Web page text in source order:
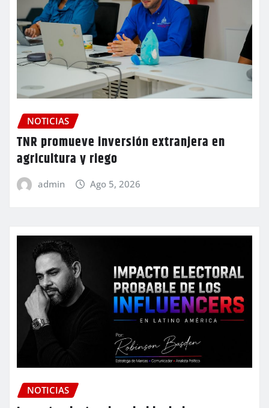
NOTICIAS
TNR promueve inversión extranjera en
agricultura y riego
admin Ago 5, 2026
NOTICIAS